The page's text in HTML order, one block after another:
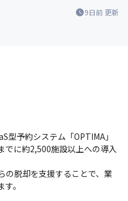
9日前 更新
型予約システム「OPTIMA」
でに約2,500施設以上への導入
の脱却を支援することで、業
。